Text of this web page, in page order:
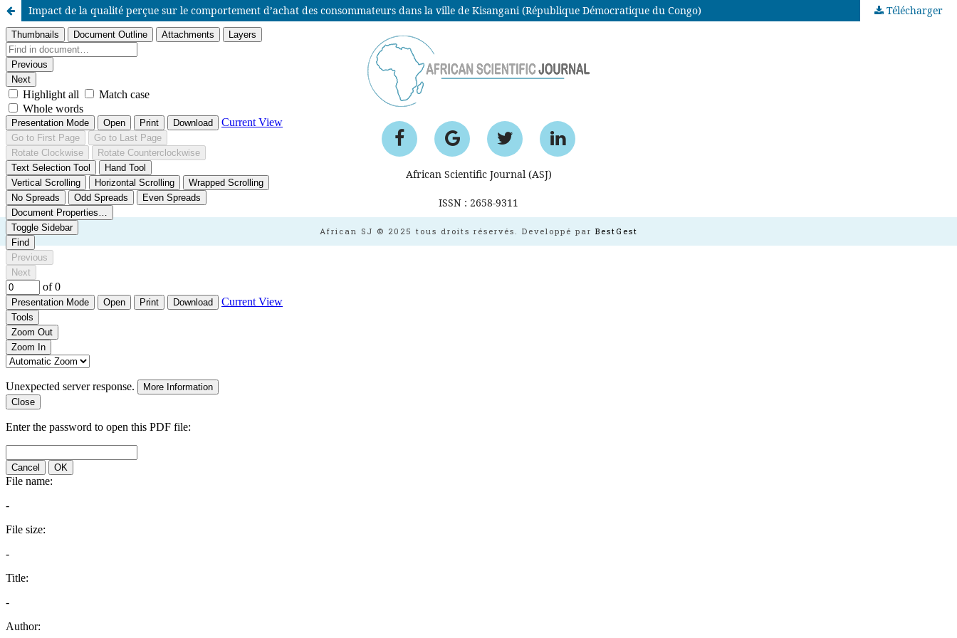
Impact de la qualité perçue sur le comportement d’achat des consommateurs dans la ville de Kisangani (République Démocratique du Congo) Télécharger
African Scientific Journal (ASJ)
ISSN : 2658-9311
African SJ © 2025 tous droits réservés. Developpé par BestGest